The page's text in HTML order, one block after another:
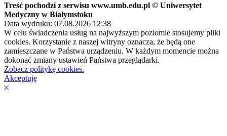
Treść pochodzi z serwisu www.umb.edu.pl © Uniwersytet
Medyczny w Białymstoku
Data wydruku: 07.08.2026 12:38
W celu świadczenia usług na najwyższym poziomie stosujemy pliki
cookies. Korzystanie z naszej witryny oznacza, że będą one
zamieszczane w Państwa urządzeniu. W każdym momencie można
dokonać zmiany ustawień Państwa przeglądarki.
Zobacz politykę cookies.
Akceptuję